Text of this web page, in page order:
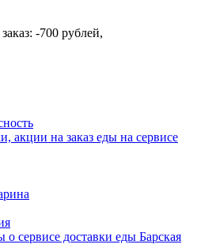
-700 рублей,
акции на заказ еды на сервисе
о сервисе доставки еды Барская